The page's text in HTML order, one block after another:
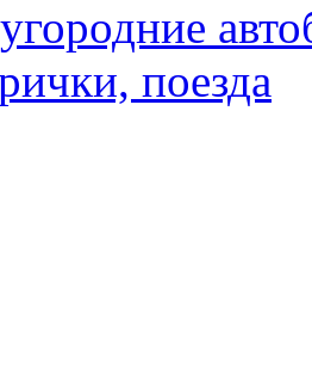
поезда